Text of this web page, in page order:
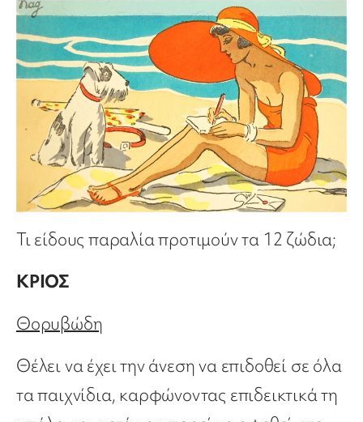
Τι είδους παραλία προτιμούν τα 12 ζώδια;
ΚΡΙΟΣ
Θορυβώδη
Θέλει να έχει την άνεση να επιδοθεί σε όλα
τα παιχνίδια, καρφώνοντας επιδεικτικά τη